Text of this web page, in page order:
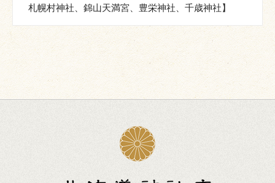
札幌村神社、錦山天満宮、豊栄神社、千歳神社】